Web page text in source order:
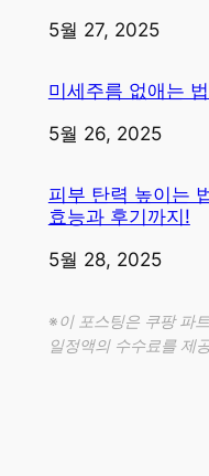
일자
5월 27, 2025
미세주름 없애는
일자
5월 26, 2025
피부 탄력 높이는
효능과 후기까지!
일자
5월 28, 2025
※이 포스팅은 쿠팡 파
일정액의 수수료를 제